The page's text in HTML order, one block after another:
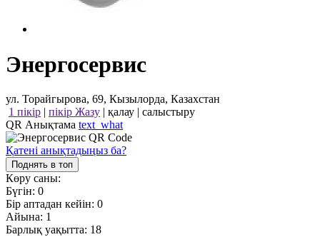
Энергосервис
ул. Торайгырова, 69, Кызылорда, Казахстан
1 пікір | пікір Жазу | қалау | салыстыру
QR Анықтама text_what
Қатені анықтадыңыз ба?
Поднять в топ
Көру саны:
Бүгін: 0
Бір аптадан кейін: 0
Айына: 1
Барлық уақытта: 18